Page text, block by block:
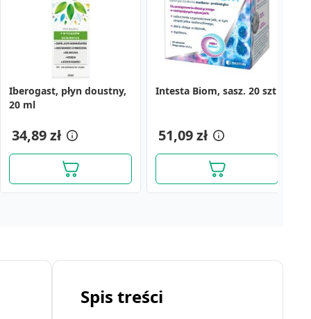
Iberogast, płyn doustny,
20 ml
34,89 zł
Intesta Biom, sasz. 20 szt
51,09 zł
Spis treści